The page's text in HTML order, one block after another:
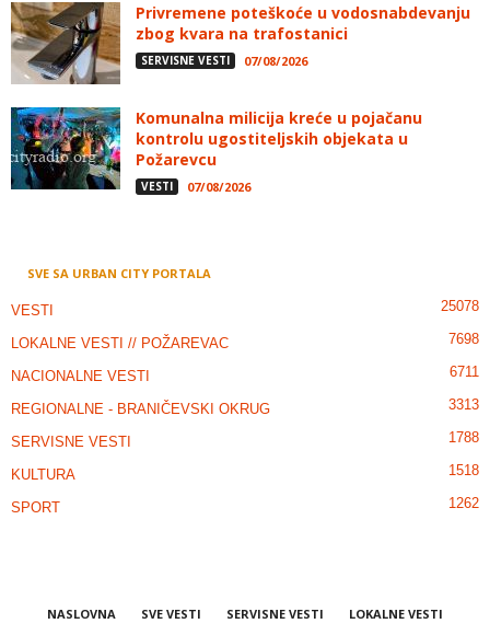
Privremene poteškoće u vodosnabdevanju
zbog kvara na trafostanici
SERVISNE VESTI 07/08/2026
Komunalna milicija kreće u pojačanu
kontrolu ugostiteljskih objekata u
Požarevcu
VESTI 07/08/2026
SVE SA URBAN CITY PORTALA
VESTI 25078
LOKALNE VESTI // POŽAREVAC 7698
NACIONALNE VESTI 6711
REGIONALNE - BRANIČEVSKI OKRUG 3313
SERVISNE VESTI 1788
KULTURA 1518
SPORT 1262
NASLOVNA SVE VESTI SERVISNE VESTI
LOKALNE VESTI